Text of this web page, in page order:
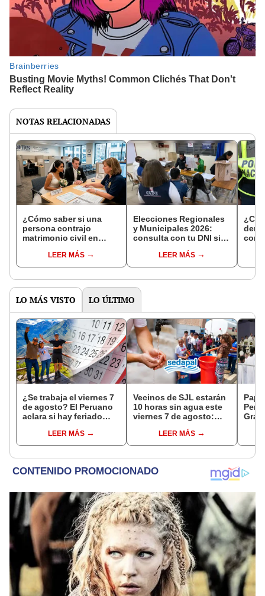
NOTAS RELACIONADAS
¿Cómo saber si una
persona contrajo
matrimonio civil en
LEER MÁS
Elecciones Regionales
y Municipales 2026:
consulta con tu DNI si
de mesa para este 4 de
octubre en el link oficial
LEER MÁS
con
LO MÁS VISTO LO ÚLTIMO
¿Se trabaja el viernes 7
de agosto? El Peruano
aclara si hay feriado
del 6 de agosto
LEER MÁS
Vecinos de SJL estarán
10 horas sin agua este
viernes 7 de agosto:
afectadas, según
Sedapal
LEER MÁS